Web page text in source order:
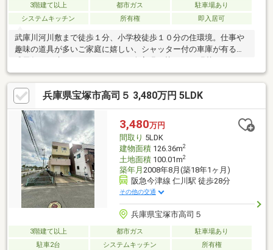
3階建て以上 都市ガス
駐車場あり
システムキッチン
所有権 即入居可
武庫川河川敷まで徒歩１分、小学校徒歩１０分の住環境。仕事や
趣味の道具が多いご家庭に嬉しい、シャッター付の車庫が有る平
年6月）・畳表替 襖・障子張替（Ｒ２年６月） ・外壁塗装済
（Ｈ１８年）・ユニットバス入替（Ｈ１８年） ・洗面台新調(Ｈ
２５年８月） ・２Ｆトイレ便器入れ替え（Ｈ２５年８月）
兵庫県宝塚市高司５ 3,480万円 5LDK
3,480万円
間取り 5LDK
建物面積126.36m2
土地面積100.01m2
築年月 2008年8月(築18年1ヶ月)
阪急今津線 仁川駅 徒歩28分
その他の交通
兵庫県宝塚市高司５
3階建て以上 都市ガス
駐車場あり
駐車2台
システムキッチン 所有権